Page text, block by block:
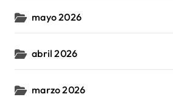
mayo 2026
abril 2026
marzo 2026